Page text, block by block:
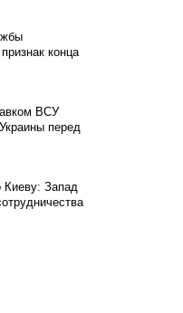
конца
ВСУ
перед
Киеву: Запад